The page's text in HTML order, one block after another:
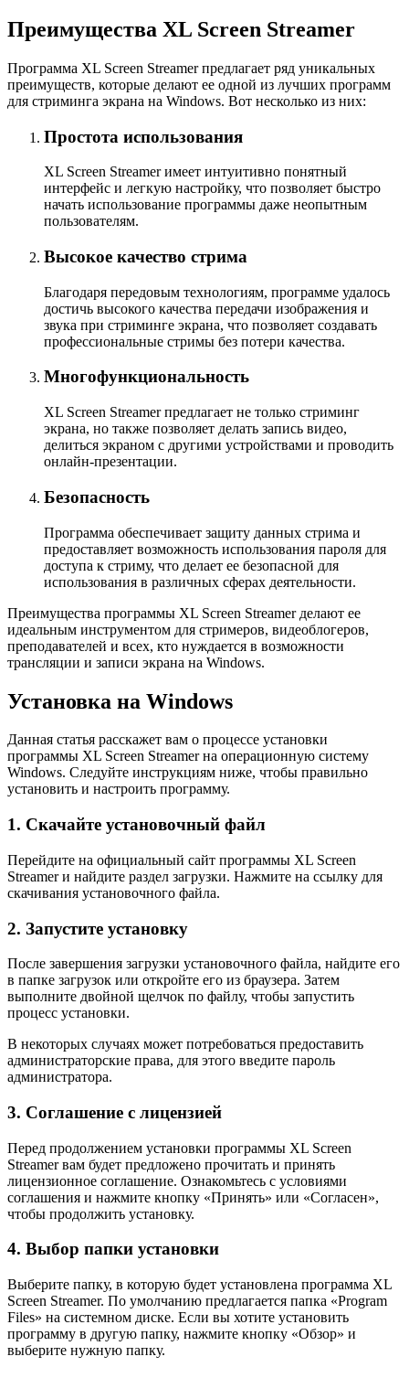
Преимущества XL Screen Streamer
Программа XL Screen Streamer предлагает ряд уникальных
преимуществ, которые делают ее одной из лучших программ
для стриминга экрана на Windows. Вот несколько из них:
Простота использования
XL Screen Streamer имеет интуитивно понятный
интерфейс и легкую настройку, что позволяет быстро
начать использование программы даже неопытным
пользователям.
Высокое качество стрима
Благодаря передовым технологиям, программе удалось
достичь высокого качества передачи изображения и
звука при стриминге экрана, что позволяет создавать
профессиональные стримы без потери качества.
Многофункциональность
XL Screen Streamer предлагает не только стриминг
экрана, но также позволяет делать запись видео,
делиться экраном с другими устройствами и проводить
онлайн-презентации.
Безопасность
Программа обеспечивает защиту данных стрима и
предоставляет возможность использования пароля для
доступа к стриму, что делает ее безопасной для
использования в различных сферах деятельности.
Преимущества программы XL Screen Streamer делают ее
идеальным инструментом для стримеров, видеоблогеров,
преподавателей и всех, кто нуждается в возможности
трансляции и записи экрана на Windows.
Установка на Windows
Данная статья расскажет вам о процессе установки
программы XL Screen Streamer на операционную систему
Windows. Следуйте инструкциям ниже, чтобы правильно
установить и настроить программу.
1. Скачайте установочный файл
Перейдите на официальный сайт программы XL Screen
Streamer и найдите раздел загрузки. Нажмите на ссылку для
скачивания установочного файла.
2. Запустите установку
После завершения загрузки установочного файла, найдите его
в папке загрузок или откройте его из браузера. Затем
выполните двойной щелчок по файлу, чтобы запустить
процесс установки.
В некоторых случаях может потребоваться предоставить
администраторские права, для этого введите пароль
администратора.
3. Соглашение с лицензией
Перед продолжением установки программы XL Screen
Streamer вам будет предложено прочитать и принять
лицензионное соглашение. Ознакомьтесь с условиями
соглашения и нажмите кнопку «Принять» или «Согласен»,
чтобы продолжить установку.
4. Выбор папки установки
Выберите папку, в которую будет установлена программа XL
Screen Streamer. По умолчанию предлагается папка «Program
Files» на системном диске. Если вы хотите установить
программу в другую папку, нажмите кнопку «Обзор» и
выберите нужную папку.